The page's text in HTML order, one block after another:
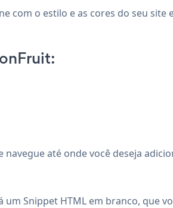
com o estilo e as cores do seu
até onde você deseja
um Snippet HTML em branco, que